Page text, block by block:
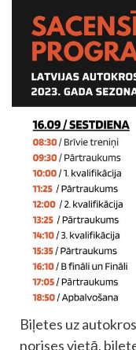
Biļetes uz
norises vietā,